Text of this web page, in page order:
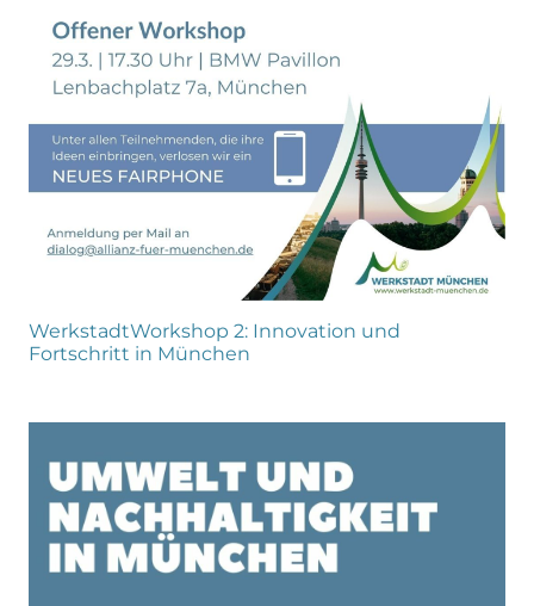
WerkstadtWorkshop 2: Innovation und
Fortschritt in München